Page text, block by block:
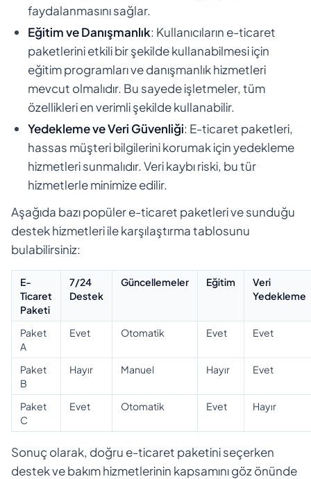
faydalanmasını sağlar.
Eğitim ve Danışmanlık: Kullanıcıların e-ticaret
paketlerini etkili bir şekilde kullanabilmesi için
eğitim programları ve danışmanlık hizmetleri
mevcut olmalıdır. Bu sayede işletmeler, tüm
özellikleri en verimli şekilde kullanabilir.
Yedekleme ve Veri Güvenliği: E-ticaret paketleri,
hassas müşteri bilgilerini korumak için yedekleme
hizmetleri sunmalıdır. Veri kaybı riski, bu tür
hizmetlerle minimize edilir.
Aşağıda bazı popüler e-ticaret paketleri ve sunduğu
destek hizmetleri ile karşılaştırma tablosunu
bulabilirsiniz:
E-
Ticaret
Paketi
7/24
Destek
Güncellemeler Eğitim
Veri
Yedekleme
Paket
A
Evet Otomatik Evet Evet
Paket
B
Hayır Manuel Hayır Evet
Paket
C
Evet Otomatik Evet Hayır
Sonuç olarak, doğru e-ticaret paketini seçerken
destek ve bakım hizmetlerinin kapsamını göz önünde